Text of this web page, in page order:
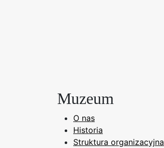
Muzeum
O nas
Historia
Struktura organizacyjna